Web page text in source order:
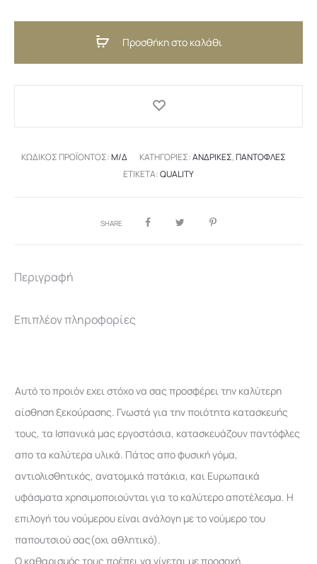
Προσθήκη στο καλάθι
ΚΩΔΙΚΌΣ ΠΡΟΪΌΝΤΟΣ:Μ/Δ ΚΑΤΗΓΟΡΊΕΣ:ΑΝΔΡΙΚΈΣ,ΠΑΝΤΌΦΛΕΣ
ΕΤΙΚΈΤΑ:QUALITY
SHARE
Περιγραφή
Επιπλέον πληροφορίες
Αυτό το προιόν εχει στόχο να σας προσφέρει την καλύτερη
αίσθηση ξεκούρασης. Γνωστά για την ποιότητα κατασκευής
τους, τα Ισπανικά μας εργοστάσια, κατασκευάζουν παντόφλες
απο τα καλύτερα υλικά. Πάτος απο φυσική γόμα,
αντιολισθητικός, ανατομικά πατάκια, και Ευρωπαικά
υφάσματα χρησιμοποιούνται για το καλύτερο αποτέλεσμα. Η
επιλογή του νούμερου είναι ανάλογη με το νούμερο του
παπουτσιού σας(οχι αθλητικό).
Ο καθαρισμός τους πρέπει να γίνεται με προσοχή